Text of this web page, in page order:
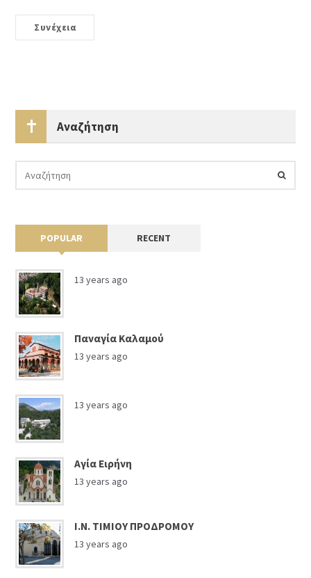
Συνέχεια
Αναζήτηση
POPULAR RECENT
13 years ago
Παναγία Καλαμού
13 years ago
13 years ago
Αγία Ειρήνη
13 years ago
Ι.Ν. ΤΙΜΙΟΥ ΠΡΟΔΡΟΜΟΥ
13 years ago